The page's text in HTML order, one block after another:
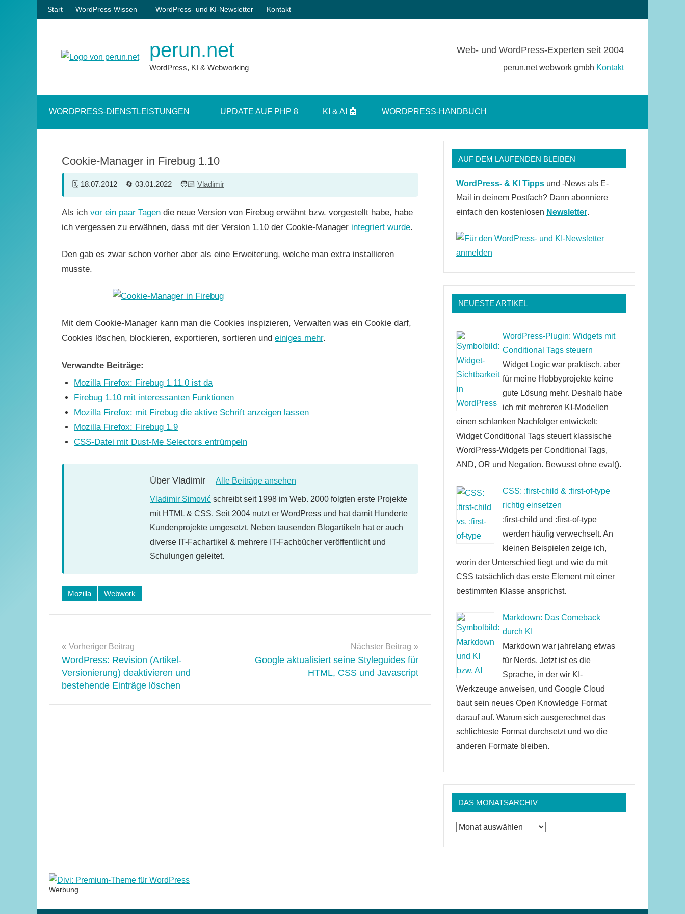
Zum
Inhalt
Start WordPress-Wissen WordPress- und KI-Newsletter Kontakt
perun.net
WordPress, KI & Webworking
Web- und WordPress-Experten seit 2004
perun.net webwork gmbh Kontakt
öffnen
WORDPRESS-DIENSTLEISTUNGEN UPDATE AUF PHP 8 KI & AI 🤖 WORDPRESS-HANDBUCH
Cookie-Manager in Firebug 1.10
18.07.2012 03.01.2022 Vladimir
Als ich vor ein paar Tagen die neue Version von Firebug erwähnt bzw. vorgestellt habe, habe
ich vergessen zu erwähnen, dass mit der Version 1.10 der Cookie-Manager integriert wurde.
Den gab es zwar schon vorher aber als eine Erweiterung, welche man extra installieren
musste.
Mit dem Cookie-Manager kann man die Cookies inspizieren, Verwalten was ein Cookie darf,
Cookies löschen, blockieren, exportieren, sortieren und einiges mehr.
Verwandte Beiträge:
Mozilla Firefox: Firebug 1.11.0 ist da
Firebug 1.10 mit interessanten Funktionen
Mozilla Firefox: mit Firebug die aktive Schrift anzeigen lassen
Mozilla Firefox: Firebug 1.9
CSS-Datei mit Dust-Me Selectors entrümpeln
Über Vladimir Alle Beiträge ansehen
Vladimir Simović schreibt seit 1998 im Web. 2000 folgten erste Projekte
mit HTML & CSS. Seit 2004 nutzt er WordPress und hat damit Hunderte
Kundenprojekte umgesetzt. Neben tausenden Blogartikeln hat er auch
diverse IT-Fachartikel & mehrere IT-Fachbücher veröffentlicht und
Schulungen geleitet.
Schlagwörter:
webwork-
tools
Mozilla Webwork
Beitragsnavigation
Vorheriger Beitrag
WordPress: Revision (Artikel-
Versionierung) deaktivieren und
bestehende Einträge löschen
Nächster Beitrag
Google aktualisiert seine Styleguides für
HTML, CSS und Javascript
AUF DEM LAUFENDEN BLEIBEN
WordPress- & KI Tipps und -News als E-
Mail in deinem Postfach? Dann abonniere
einfach den kostenlosen Newsletter.
NEUESTE ARTIKEL
WordPress-Plugin: Widgets mit
Conditional Tags steuern
Widget Logic war praktisch, aber
für meine Hobbyprojekte keine
gute Lösung mehr. Deshalb habe
ich mit mehreren KI-Modellen
einen schlanken Nachfolger entwickelt:
Widget Conditional Tags steuert klassische
WordPress-Widgets per Conditional Tags,
AND, OR und Negation. Bewusst ohne eval().
CSS: :first-child & :first-of-type
richtig einsetzen
:first-child und :first-of-type
werden häufig verwechselt. An
kleinen Beispielen zeige ich,
worin der Unterschied liegt und wie du mit
CSS tatsächlich das erste Element mit einer
bestimmten Klasse ansprichst.
Markdown: Das Comeback
durch KI
Markdown war jahrelang etwas
für Nerds. Jetzt ist es die
Sprache, in der wir KI-
Werkzeuge anweisen, und Google Cloud
baut sein neues Open Knowledge Format
darauf auf. Warum sich ausgerechnet das
schlichteste Format durchsetzt und wo die
anderen Formate bleiben.
DAS MONATSARCHIV
Das
Werbung